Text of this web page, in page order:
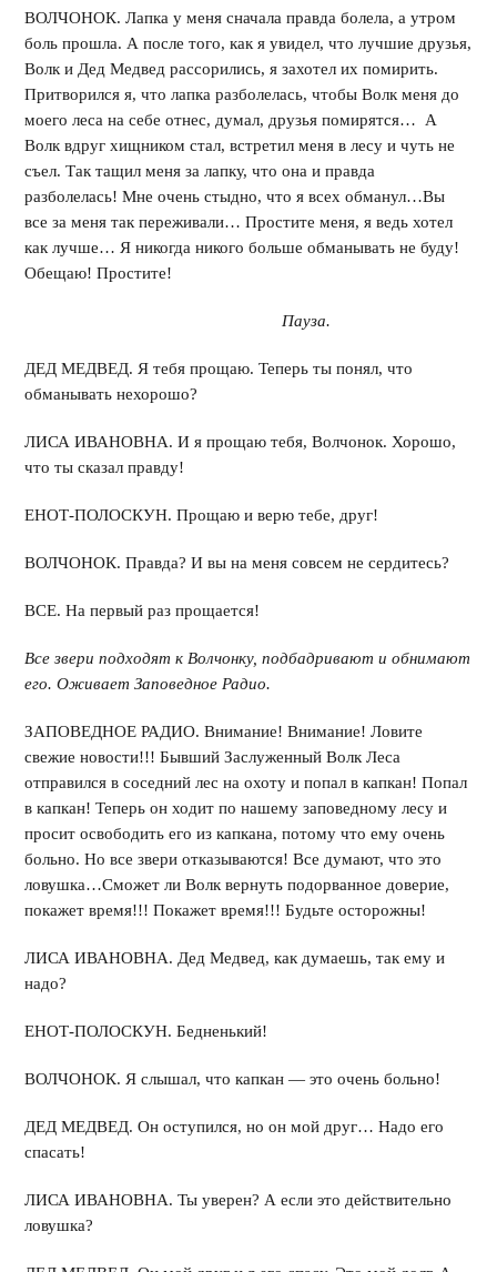
ВОЛЧОНОК. Лапка у меня сначала правда болела, а утром
боль прошла. А после того, как я увидел, что лучшие друзья,
Волк и Дед Медвед рассорились, я захотел их помирить.
Притворился я, что лапка разболелась, чтобы Волк меня до
моего леса на себе отнес, думал, друзья помирятся… А
Волк вдруг хищником стал, встретил меня в лесу и чуть не
съел. Так тащил меня за лапку, что она и правда
разболелась! Мне очень стыдно, что я всех обманул…Вы
все за меня так переживали… Простите меня, я ведь хотел
как лучше… Я никогда никого больше обманывать не буду!
Обещаю! Простите!
Пауза.
ДЕД МЕДВЕД. Я тебя прощаю. Теперь ты понял, что
обманывать нехорошо?
ЛИСА ИВАНОВНА. И я прощаю тебя, Волчонок. Хорошо,
что ты сказал правду!
ЕНОТ-ПОЛОСКУН. Прощаю и верю тебе, друг!
ВОЛЧОНОК. Правда? И вы на меня совсем не сердитесь?
ВСЕ. На первый раз прощается!
Все звери подходят к Волчонку, подбадривают и обнимают
его. Оживает Заповедное Радио.
ЗАПОВЕДНОЕ РАДИО. Внимание! Внимание! Ловите
свежие новости!!! Бывший Заслуженный Волк Леса
отправился в соседний лес на охоту и попал в капкан! Попал
в капкан! Теперь он ходит по нашему заповедному лесу и
просит освободить его из капкана, потому что ему очень
больно. Но все звери отказываются! Все думают, что это
ловушка…Сможет ли Волк вернуть подорванное доверие,
покажет время!!! Покажет время!!! Будьте осторожны!
ЛИСА ИВАНОВНА. Дед Медвед, как думаешь, так ему и
надо?
ЕНОТ-ПОЛОСКУН. Бедненький!
ВОЛЧОНОК. Я слышал, что капкан — это очень больно!
ДЕД МЕДВЕД. Он оступился, но он мой друг… Надо его
спасать!
ЛИСА ИВАНОВНА. Ты уверен? А если это действительно
ловушка?